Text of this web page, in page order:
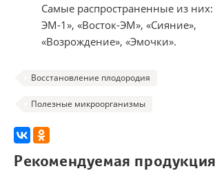
Самые распространенные из них:
ЭМ-1», «Восток-ЭМ», «Сияние»,
«Возрождение», «Эмочки».
Восстановление плодородия
Полезные микроорганизмы
Рекомендуемая продукция